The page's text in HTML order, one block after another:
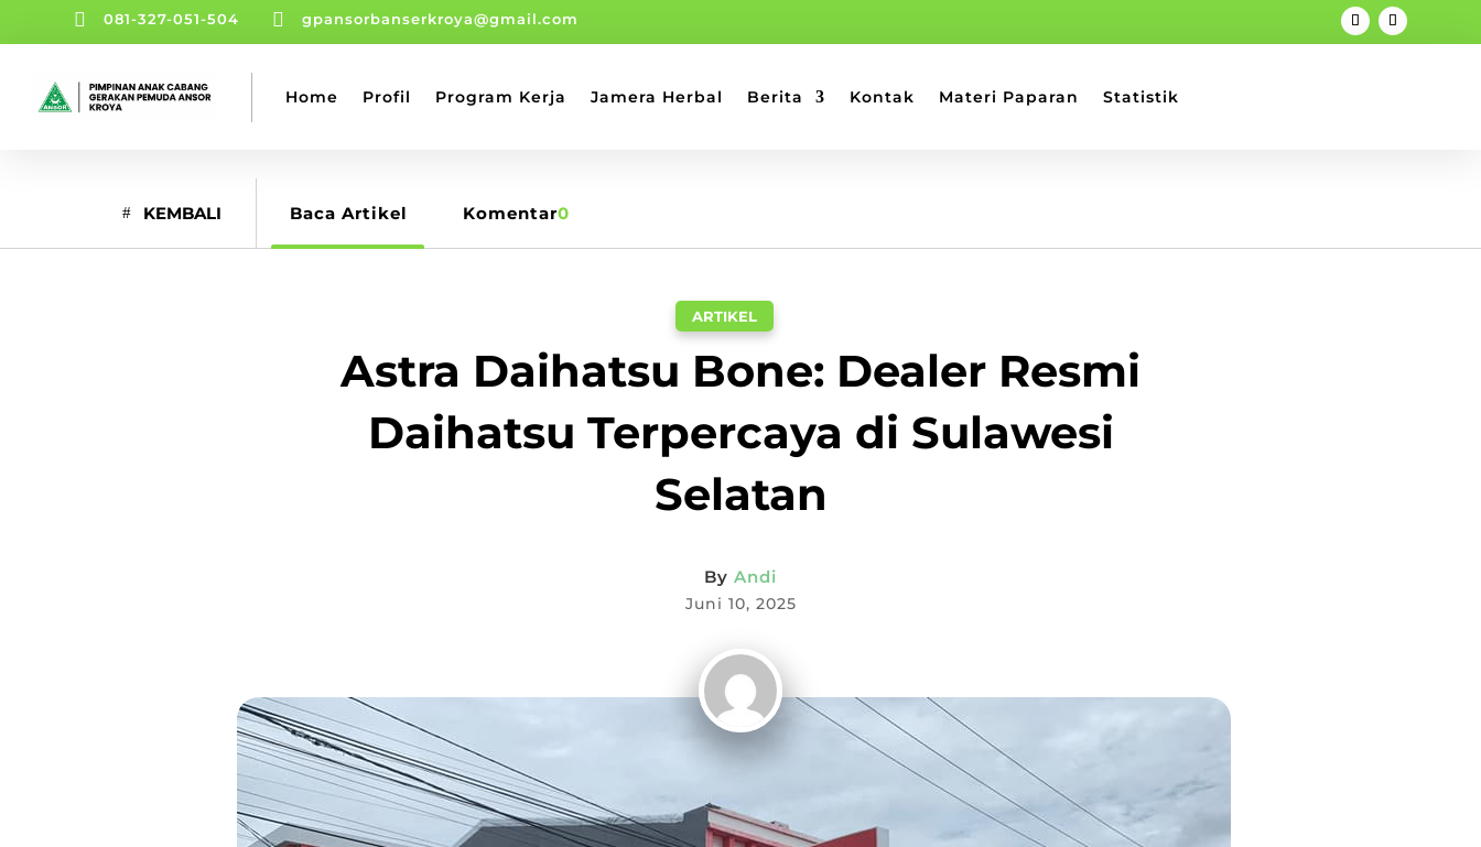
 081-327-051-504  gpansorbanserkroya@gmail.com
Home Profil Program Kerja Jamera Herbal Berita Kontak Materi Paparan Statistik
KEMBALI Baca Artikel Komentar0
ARTIKEL
Astra Daihatsu Bone: Dealer Resmi
Daihatsu Terpercaya di Sulawesi
Selatan
By Andi
Juni 10, 2025